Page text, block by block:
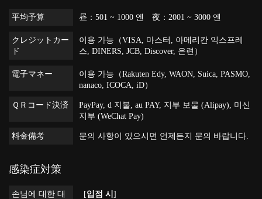
平均予算 昼：501 ~ 1000 엔 夜：2001 ~ 3000 엔
クレジットカー
ド
이용 가능（VISA, 마스터, 아메리칸 익스프레
스, DINERS, JCB, Discover, 은련）
電子マネー
이용 가능（Rakuten Edy, WAON, Suica, PASMO,
nanaco, ICOCA, iD）
ＱＲコード決済
PayPay, d 지불, au PAY, 지부 보물 (Alipay), 미신
지부 (WeChat Pay)
料金備考 문의 사항이 있으시면 언제든지 문의 바랍니다.
感染症対策
손님에 대한 대
[입점 시 ]